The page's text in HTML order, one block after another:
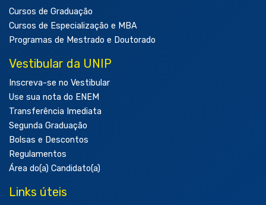
Cursos de Graduação
Cursos de Especialização e MBA
Programas de Mestrado e Doutorado
Vestibular da UNIP
Inscreva-se no Vestibular
Use sua nota do ENEM
Transferência Imediata
Segunda Graduação
Bolsas e Descontos
Regulamentos
Área do(a) Candidato(a)
Links úteis